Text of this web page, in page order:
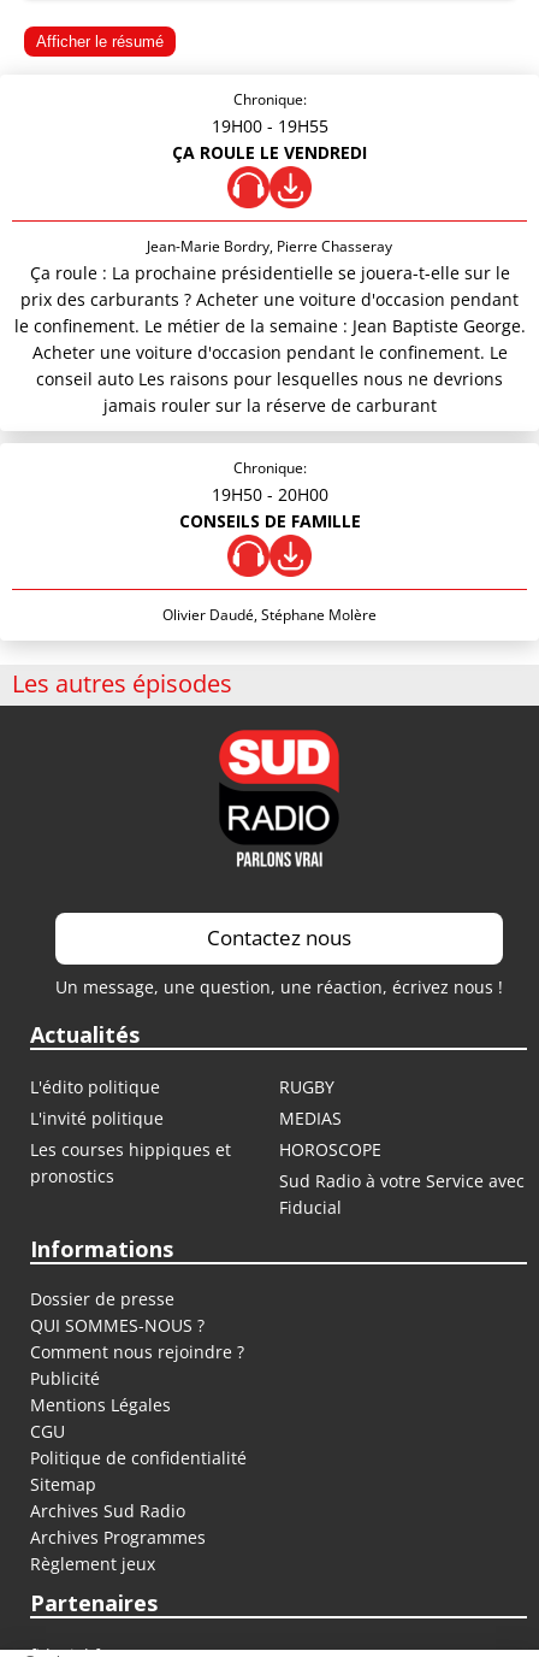
Afficher le résumé
Chronique:
19H00 - 19H55
ÇA ROULE LE VENDREDI
Jean-Marie Bordry, Pierre Chasseray
Ça roule : La prochaine présidentielle se jouera-t-elle sur le
prix des carburants ? Acheter une voiture d'occasion pendant
le confinement. Le métier de la semaine : Jean Baptiste George.
Acheter une voiture d'occasion pendant le confinement. Le
conseil auto Les raisons pour lesquelles nous ne devrions
jamais rouler sur la réserve de carburant
Chronique:
19H50 - 20H00
CONSEILS DE FAMILLE
Olivier Daudé, Stéphane Molère
Les autres épisodes
Contactez nous
Un message, une question, une réaction, écrivez nous !
Actualités
L'édito politique
RUGBY
L'invité politique
MEDIAS
Les courses hippiques et
pronostics
HOROSCOPE
Sud Radio à votre Service avec
Fiducial
Informations
Dossier de presse
QUI SOMMES-NOUS ?
Comment nous rejoindre ?
Publicité
Mentions Légales
CGU
Politique de confidentialité
Sitemap
Archives Sud Radio
Archives Programmes
Règlement jeux
Partenaires